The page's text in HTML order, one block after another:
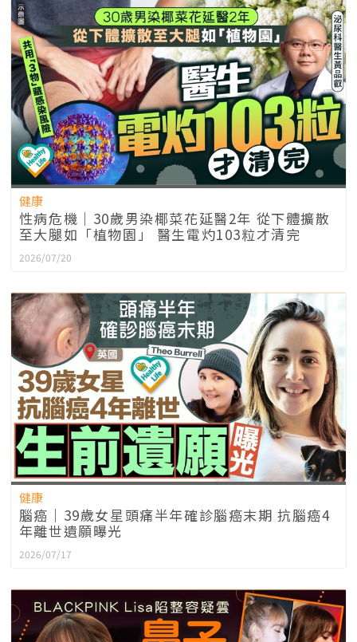
健康
性病危機｜30歲男染椰菜花延醫2年 從下體擴散
至大腿如「植物園」 醫生電灼103粒才清完
2026/07/20
健康
腦癌｜39歲女星頭痛半年確診腦癌末期 抗腦癌4
年離世遺願曝光
2026/07/17